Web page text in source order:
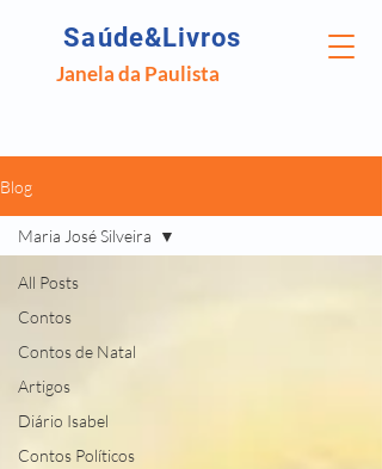
Saúde&Livros
Janela da Paulista
Blog
All Posts
Contos
Contos de Natal
Artigos
Diário Isabel
Contos Políticos
Maria José Silveira